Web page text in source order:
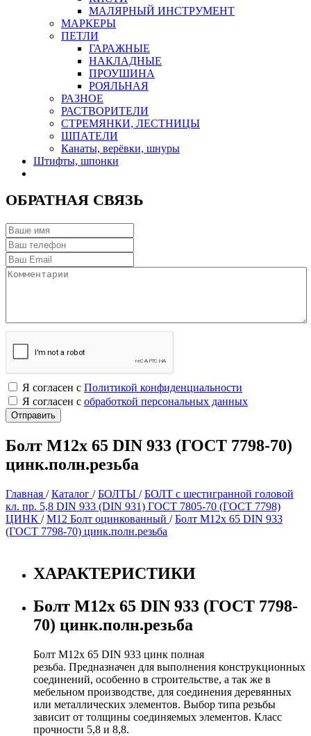
МАЛЯРНЫЙ ИНСТРУМЕНТ
МАРКЕРЫ
ПЕТЛИ
ГАРАЖНЫЕ
НАКЛАДНЫЕ
ПРОУШИНА
РОЯЛЬНАЯ
РАЗНОЕ
РАСТВОРИТЕЛИ
СТРЕМЯНКИ, ЛЕСТНИЦЫ
ШПАТЕЛИ
Канаты, верёвки, шнуры
Штифты, шпонки
ОБРАТНАЯ СВЯЗЬ
Я согласен с Политикой конфиденциальности
Я согласен с обработкой персональных данных
Болт М12х 65 DIN 933 (ГОСТ 7798-70)
цинк.полн.резьба
Главная /Каталог /БОЛТЫ /БОЛТ с шестигранной головой
кл. пр. 5,8 DIN 933 (DIN 931) ГОСТ 7805-70 (ГОСТ 7798)
ЦИНК /М12 Болт оцинкованный /Болт М12х 65 DIN 933
(ГОСТ 7798-70) цинк.полн.резьба
ХАРАКТЕРИСТИКИ
Болт М12х 65 DIN 933 (ГОСТ 7798-
70) цинк.полн.резьба
Болт М12х 65 DIN 933 цинк полная
резьба. Предназначен для выполнения конструкционных
соединений, особенно в строительстве, а так же в
мебельном производстве, для соединения деревянных
или металлических элементов. Выбор типа резьбы
зависит от толщины соединяемых элементов. Класс
прочности 5,8 и 8,8.